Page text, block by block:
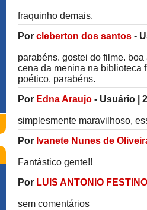
fraquinho demais.
Por cleberton dos santos -
parabéns. gostei do filme.
cena da menina na biblioteca
poético. parabéns.
Por Edna Araujo - Usuário
simplesmente maravilhoso,
Por Ivanete Nunes de
Fantástico gente!!
Por LUIS ANTONIO FESTINO
sem comentários